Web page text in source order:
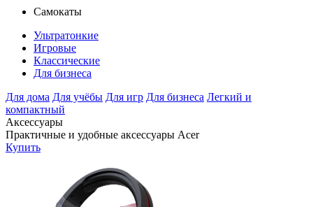
Самокаты
Ультратонкие
Игровые
Классические
Для бизнеса
Для дома Для учёбы Для игр Для бизнеса Легкий и
компактный
Аксессуары
Практичные и удобные аксессуары Acer
Купить